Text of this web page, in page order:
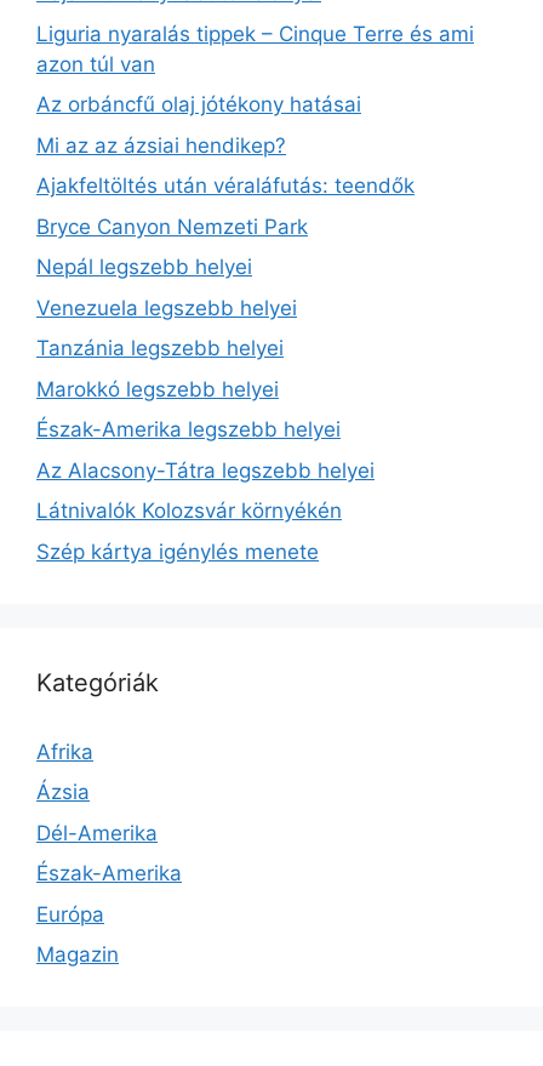
Liguria nyaralás tippek – Cinque Terre és ami
azon túl van
Az orbáncfű olaj jótékony hatásai
Mi az az ázsiai hendikep?
Ajakfeltöltés után véraláfutás: teendők
Bryce Canyon Nemzeti Park
Nepál legszebb helyei
Venezuela legszebb helyei
Tanzánia legszebb helyei
Marokkó legszebb helyei
Észak-Amerika legszebb helyei
Az Alacsony-Tátra legszebb helyei
Látnivalók Kolozsvár környékén
Szép kártya igénylés menete
Kategóriák
Afrika
Ázsia
Dél-Amerika
Észak-Amerika
Európa
Magazin